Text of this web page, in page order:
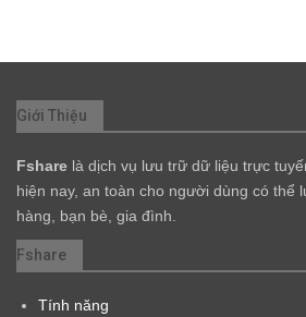
Giới Thiệu
Fshare là dịch vụ lưu trữ dữ liệu trực
hiện nay, an toàn cho người dùng có thể
hàng, bạn bè, gia đình.
Fshare
Tính năng